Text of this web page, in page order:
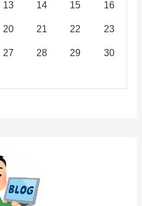
13 14 15 16
20 21 22 23
27 28 29 30